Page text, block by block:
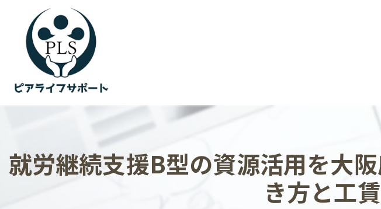
就労継続支援B型の資源活用を大
き方と工